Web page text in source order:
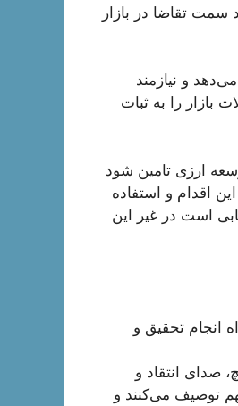
سمت تقاضا در بازار
و نیازمند
بازار را به ثبات
ارزی تامین شود
اقدام و استفاده
است در غیر این
انجام تحقیق و
صدای انتقاد و
توصیف می‌کنند و